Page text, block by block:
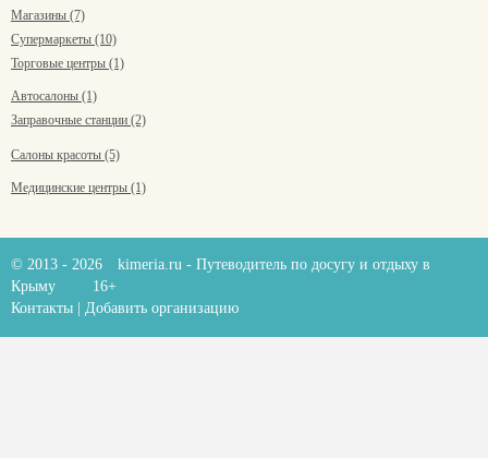
Магазины (7)
Супермаркеты (10)
Торговые центры (1)
Автосалоны (1)
Заправочные станции (2)
Салоны красоты (5)
Медицинские центры (1)
© 2013 - 2026 kimeria.ru - Путеводитель по досугу и отдыху в
Крыму
16+
Контакты
Добавить организацию